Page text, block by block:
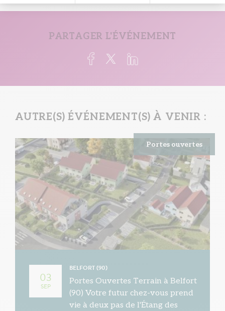
PARTAGER L'ÉVÉNEMENT
AUTRE(S) ÉVÉNEMENT(S) À VENIR :
Portes ouvertes
03
SEP
BELFORT (90)
Portes Ouvertes Terrain à Belfort
(90) Votre futur chez-vous prend
vie à deux pas de l'Étang des